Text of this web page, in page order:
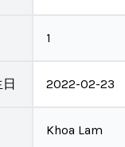
1
2022-02-23
Khoa Lam